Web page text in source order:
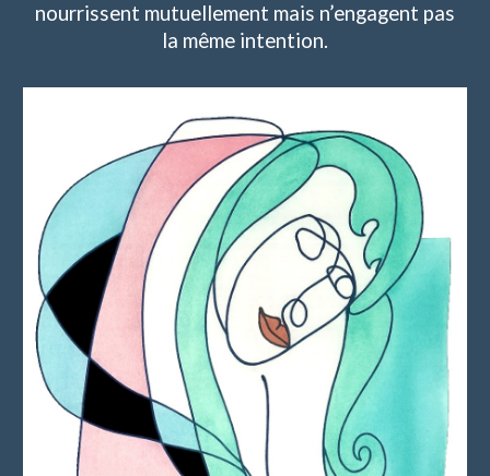
nourrissent mutuellement mais n’engagent pas
la même intention.